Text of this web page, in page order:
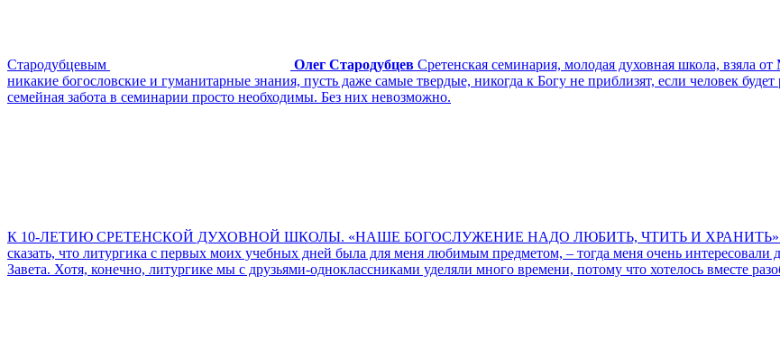
Стародубцевым Олег Стародубцев Сретенская семинария, молодая духовная школа, взяла
никакие богословские и гуманитарные знания, пусть даже самые твердые, никогда к Богу не приблизят, если человек
семейная забота в семинарии просто необходимы. Без них невозможно.
К 10-ЛЕТИЮ СРЕТЕНСКОЙ ДУХОВНОЙ ШКОЛЫ. «НАШЕ БОГОСЛУЖЕНИЕ НАДО ЛЮБИТЬ, ЧТИТЬ И ХРАНИТЬ»
сказать, что литургика с первых моих учебных дней была для меня любимым предметом, – тогда меня очень
Завета. Хотя, конечно, литургике мы с друзьями-одноклассниками уделяли много времени, потому что хотелось вместе